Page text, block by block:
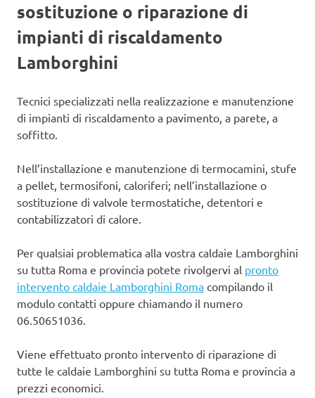
sostituzione o riparazione di
impianti di riscaldamento
Lamborghini
Tecnici specializzati nella realizzazione e manutenzione
di impianti di riscaldamento a pavimento, a parete, a
soffitto.
Nell’installazione e manutenzione di termocamini, stufe
a pellet, termosifoni, caloriferi; nell’installazione o
sostituzione di valvole termostatiche, detentori e
contabilizzatori di calore.
Per qualsiai problematica alla vostra caldaie Lamborghini
su tutta Roma e provincia potete rivolgervi al pronto
intervento caldaie Lamborghini Roma compilando il
modulo contatti oppure chiamando il numero
06.50651036.
Viene effettuato pronto intervento di riparazione di
tutte le caldaie Lamborghini su tutta Roma e provincia a
prezzi economici.